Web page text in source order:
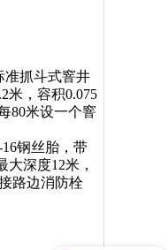
准抓斗式窨井
米，容积0.075
80米设一个窨
钢丝胎，带
深度12米，
路边消防栓